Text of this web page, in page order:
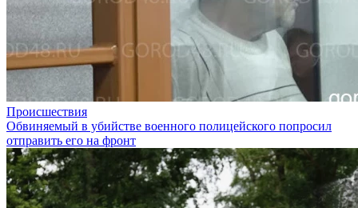
Происшествия
Обвиняемый в убийстве военного полицейского попросил
отправить его на фронт